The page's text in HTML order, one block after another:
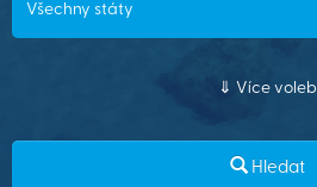
Všechny státy
Více voleb
Hledat